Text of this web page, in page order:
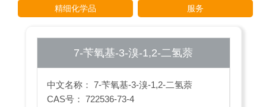
精细化学品 服务
7-苄氧基-3-溴-1,2-二氢萘
中文名称： 7-苄氧基-3-溴-1,2-二氢萘
CAS号： 722536-73-4